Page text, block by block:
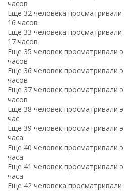
часов
Еще 32 человека
16 часов
Еще 33 человека
17 часов
Еще 35 человек просматривали
часов
Еще 36 человек просматривали
часов
Еще 37 человек просматривали
часов
Еще 38 человек просматривали
час
Еще 39 человек просматривали
часа
Еще 40 человек просматривали
часа
Еще 41 человек просматривали
часа
Еще 42 человека